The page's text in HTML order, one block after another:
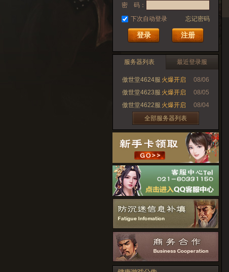
密 码：
下次自动登录
忘记密码
注册
服务器列表 最近登录服
傲世堂4624服 火爆开启
08/06
傲世堂4623服 火爆开启
08/05
傲世堂4622服 火爆开启
08/04
全部服务器列表